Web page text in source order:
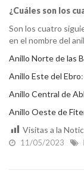
¿Cuáles son los
Son los cuatro
en el nombre del
Anillo Norte de las
Anillo Este del Ebro
Anillo Central de
Anillo Oeste de
Visitas a la
11/05/2023